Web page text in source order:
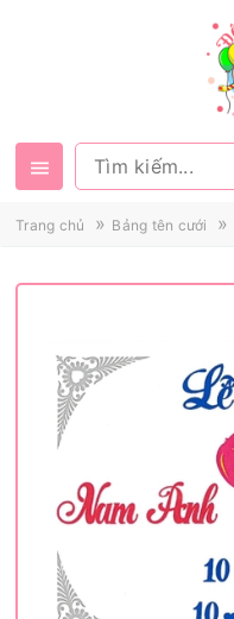
Trang chủ » Bảng tên cưới »